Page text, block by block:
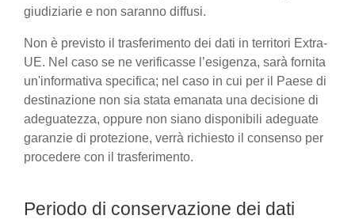
giudiziarie e non saranno diffusi.
Non è previsto il trasferimento dei dati in territori Extra-
UE. Nel caso se ne verificasse l’esigenza, sarà fornita
un'informativa specifica; nel caso in cui per il Paese di
destinazione non sia stata emanata una decisione di
adeguatezza, oppure non siano disponibili adeguate
garanzie di protezione, verrà richiesto il consenso per
procedere con il trasferimento.
Periodo di conservazione dei dati